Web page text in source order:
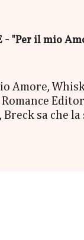
bello, così
- "Per il mio
Amore,
Breck sa che
sempre più